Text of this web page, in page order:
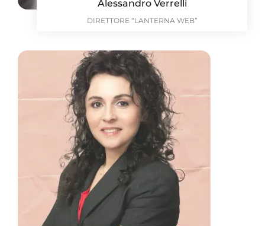
Alessandro Verrelli
DIRETTORE “LANTERNA WEB”